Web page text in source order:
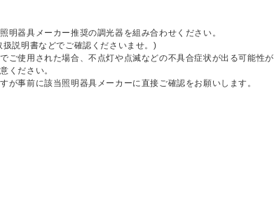
明器具メーカー推奨の調光器を組み合わせください。
説明書などでご確認くださいませ。)
ご使用された場合、不点灯や点滅などの不具合症状が出る可能性が
ください。
が事前に該当照明器具メーカーに直接ご確認をお願いします。